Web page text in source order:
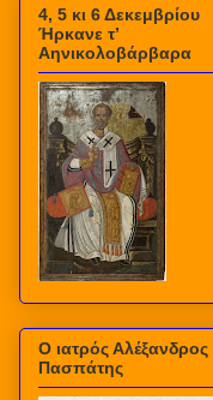
4, 5 κι 6 Δεκεμβρίου
Ήρκανε τ’
Αηνικολοβάρβαρα
Ο ιατρός Αλέξανδρος
Πασπάτης